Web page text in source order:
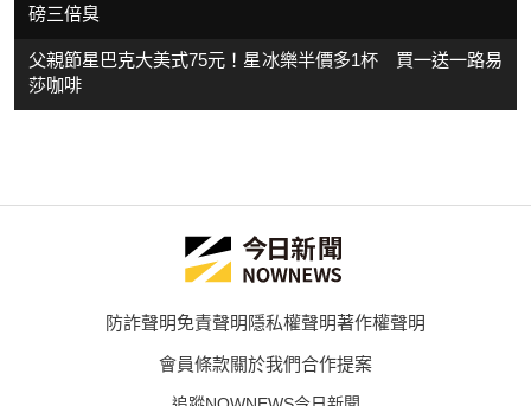
磅三倍臭
父親節星巴克大美式75元！星冰樂半價多1杯 買一送一路易
莎咖啡
防詐聲明免責聲明隱私權聲明著作權聲明
會員條款關於我們合作提案